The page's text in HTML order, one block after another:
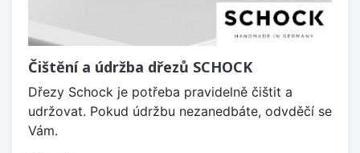
Čištění a údržba dřezů SCHOCK
Dřezy Schock je potřeba pravidelně čištit a
udržovat. Pokud údržbu nezanedbáte, odvděčí se
Vám.